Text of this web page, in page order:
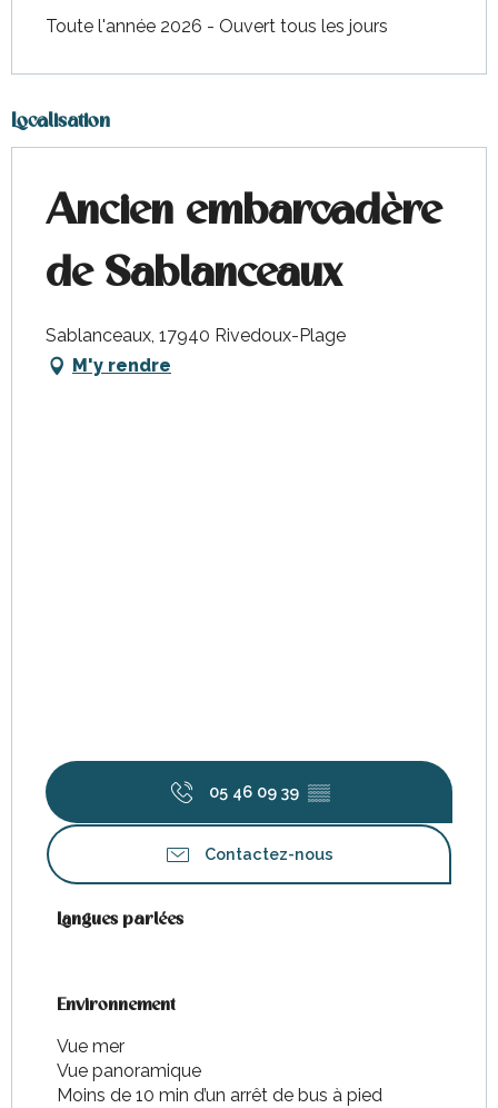
Toute l'année 2026 - Ouvert tous les jours
Localisation
Ancien embarcadère
de Sablanceaux
Sablanceaux, 17940 Rivedoux-Plage
M'y rendre
05 46 09 39 ▒▒
Contactez-nous
Langues parlées
Langues parlées
Environnement
Environnement
Vue mer
Vue panoramique
Moins de 10 min d’un arrêt de bus à pied